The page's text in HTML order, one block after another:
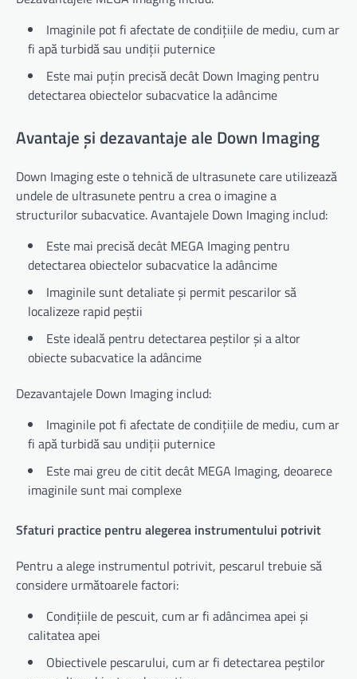
Imaginile pot fi afectate de condițiile de mediu, cum ar
fi apă turbidă sau undiții puternice
Este mai puțin precisă decât Down Imaging pentru
detectarea obiectelor subacvatice la adâncime
Avantaje și dezavantaje ale Down Imaging
Down Imaging este o tehnică de ultrasunete care utilizează
undele de ultrasunete pentru a crea o imagine a
structurilor subacvatice. Avantajele Down Imaging includ:
Este mai precisă decât MEGA Imaging pentru
detectarea obiectelor subacvatice la adâncime
Imaginile sunt detaliate și permit pescarilor să
localizeze rapid peștii
Este ideală pentru detectarea peștilor și a altor
obiecte subacvatice la adâncime
Dezavantajele Down Imaging includ:
Imaginile pot fi afectate de condițiile de mediu, cum ar
fi apă turbidă sau undiții puternice
Este mai greu de citit decât MEGA Imaging, deoarece
imaginile sunt mai complexe
Sfaturi practice pentru alegerea instrumentului potrivit
Pentru a alege instrumentul potrivit, pescarul trebuie să
considere următoarele factori:
Condițiile de pescuit, cum ar fi adâncimea apei și
calitatea apei
Obiectivele pescarului, cum ar fi detectarea peștilor